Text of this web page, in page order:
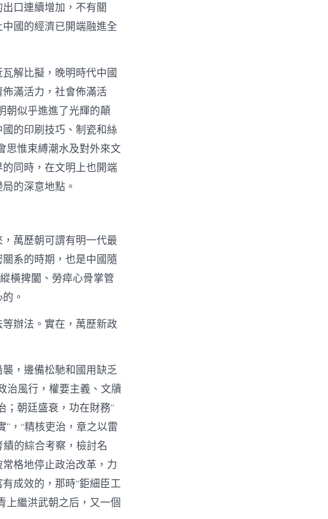
口連續增加，不有關
國的經濟已開端融進全
解比擬，晚明時代中國
滿活力，社會佈滿活
朝似乎進進了光輝的顛
的印刷技巧、制瓷和絲
思惟束縛潮水及對外來文
同時，在文明上也開端
的深意地點。
萬歷朝可謂有明一代最
系的時期，也是中國隨
橫捭闔、勞瘁心骨掌管
。
辦法。實在，萬歷新政
，邊備松馳和國用缺乏
治風行，權要主義、文牘
；朝廷盛衰，功在財務”
，“精核吏治，章之以雷
的綜合考察，檢討名
格地停止政治改革，力
成效的，那時“鉅細臣工
上繼洪武朝之后，又一個